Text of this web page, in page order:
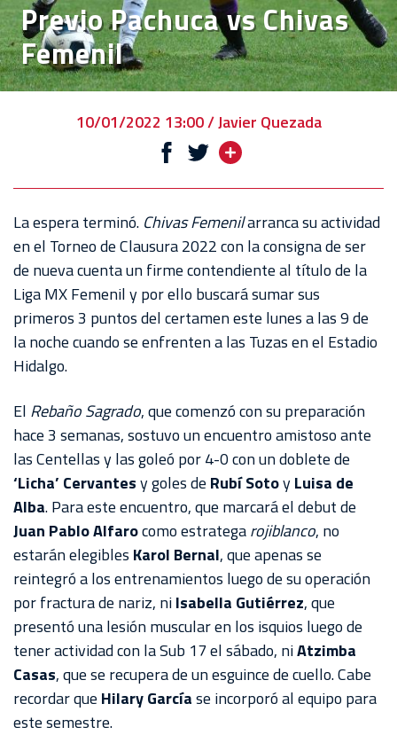
VENTA
DE
BOLETOS
CHIVABONOS
REBAÑO
CHIVAS
TIENDA
CHIVAS
CHIVASTV
AKRON
TOUR
ESTADIO
AKRON
Previo Pachuca vs Chivas
Femenil
10/01/2022 13:00 / Javier Quezada
La espera terminó. Chivas Femenilarranca su actividad
en el Torneo de Clausura 2022 con la consigna de ser
de nueva cuenta un firme contendiente al título de la
Liga MX Femenil y por ello buscará sumar sus
primeros 3 puntos del certamen este lunes a las 9 de
la noche cuando se enfrenten a las Tuzas en el Estadio
Hidalgo.
El Rebaño Sagrado, que comenzó con su preparación
hace 3 semanas, sostuvo un encuentro amistoso ante
las Centellas y las goleó por 4-0 con un doblete de
‘Licha’ Cervantesy goles de Rubí SotoyLuisa de
Alba. Para este encuentro, que marcará el debut de
Juan Pablo Alfarocomo estrategarojiblanco, no
estarán elegibles Karol Bernal, que apenas se
reintegró a los entrenamientos luego de su operación
por fractura de nariz, niIsabella Gutiérrez, que
presentó una lesión muscular en los isquios luego de
tener actividad con la Sub 17 el sábado, niAtzimba
Casas, que se recupera de un esguince de cuello. Cabe
recordar que Hilary Garcíase incorporó al equipo para
este semestre.